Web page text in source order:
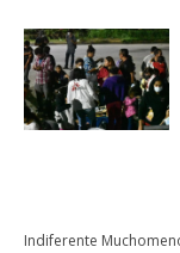
Indiferente